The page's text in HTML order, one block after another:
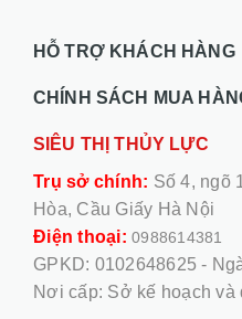
HỖ TRỢ KHÁCH HÀNG
CHÍNH SÁCH MUA
SIÊU THỊ THỦY LỰC
Trụ sở chính: Số 4, ngõ
Hòa, Cầu Giấy Hà Nội
Điện thoại: 0988614381
GPKD: 0102648625 -
Nơi cấp: Sở kế hoạch